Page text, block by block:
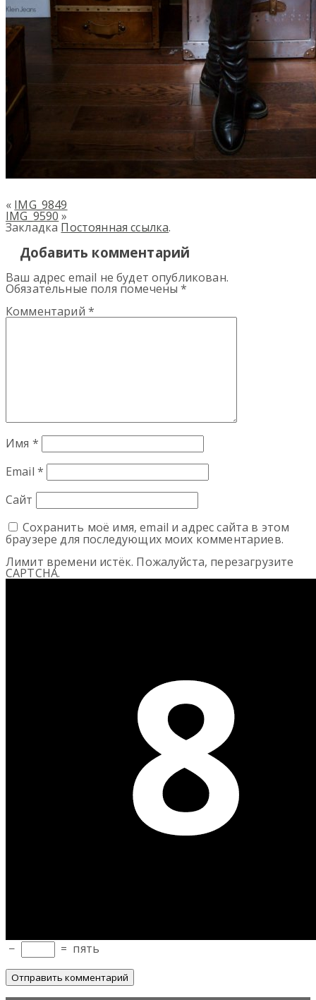
« IMG_9849
IMG_9590 »
Закладка Постоянная ссылка.
Добавить комментарий
Ваш адрес email не будет опубликован.
Обязательные поля помечены*
Комментарий *
Имя *
Email *
Сайт
Сохранить моё имя, email и адрес сайта в этом
браузере для последующих моих комментариев.
Лимит времени истёк. Пожалуйста, перезагрузите
CAPTCHA.
− = пять